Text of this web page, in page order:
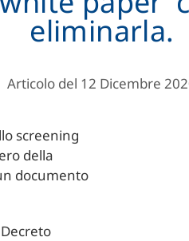
eliminarla.
Articolo del 12 Dicembre
screening
della
documento